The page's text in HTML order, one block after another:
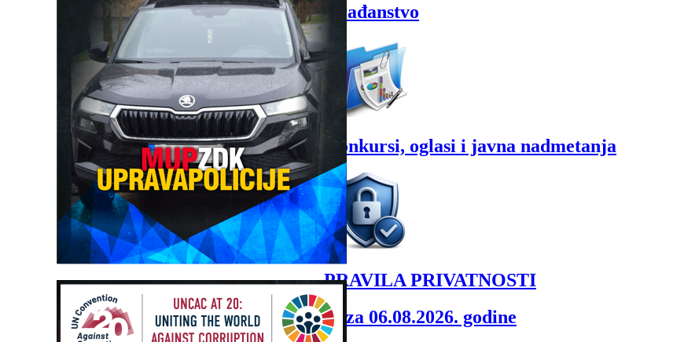
Građanstvo
Konkursi, oglasi i javna nadmetanja
PRAVILA PRIVATNOSTI
Bilten za 06.08.2026. godine